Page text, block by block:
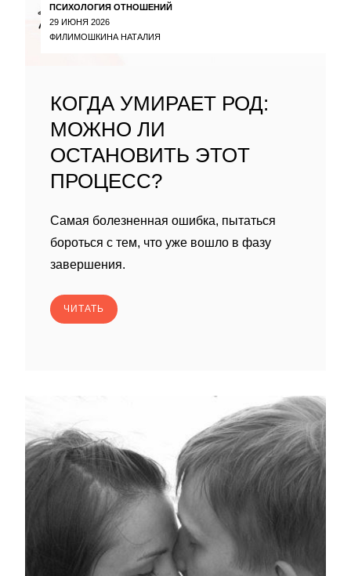
ПСИХОЛОГИЯ ОТНОШЕНИЙ
29 ИЮНЯ 2026
ФИЛИМОШКИНА НАТАЛИЯ
КОГДА УМИРАЕТ РОД:
МОЖНО ЛИ
ОСТАНОВИТЬ ЭТОТ
ПРОЦЕСС?
Самая болезненная ошибка, пытаться
бороться с тем, что уже вошло в фазу
завершения.
ЧИТАТЬ